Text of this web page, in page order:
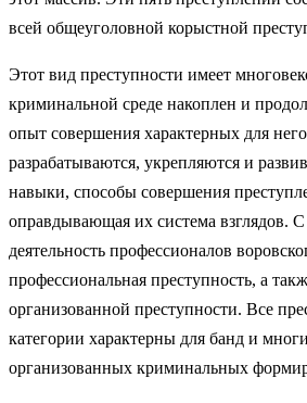
всей общеуголовной корыстной
Этот вид преступности имеет
криминальной среде накоплен и
опыт совершения характерных для
разрабатываются, укрепляются и
навыки, способы совершения
оправдывающая их система взглядов. С
деятельность профессионалов
профессиональная преступность, а
организованной преступности. Все
категории характерны для банд и
организованных криминальных